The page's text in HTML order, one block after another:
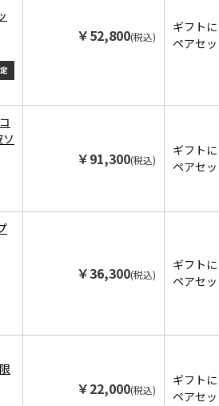
￥52,800(税込)
ギフト
ペアセッ
￥91,300(税込)
ギフト
ペアセッ
￥36,300(税込)
ギフト
ペアセッ
￥22,000(税込)
ギフト
ペアセッ